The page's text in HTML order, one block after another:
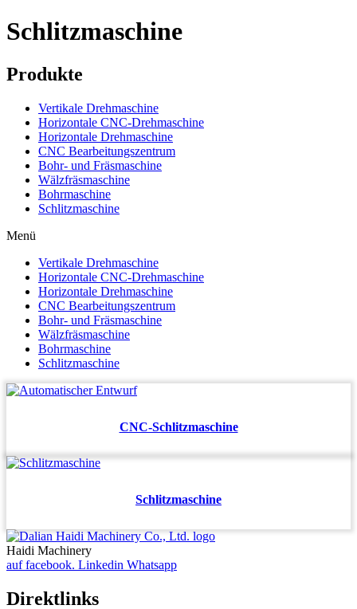
Schlitzmaschine
Produkte
Vertikale Drehmaschine
Horizontale CNC-Drehmaschine
Horizontale Drehmaschine
CNC Bearbeitungszentrum
Bohr- und Fräsmaschine
Wälzfräsmaschine
Bohrmaschine
Schlitzmaschine
Menü
Vertikale Drehmaschine
Horizontale CNC-Drehmaschine
Horizontale Drehmaschine
CNC Bearbeitungszentrum
Bohr- und Fräsmaschine
Wälzfräsmaschine
Bohrmaschine
Schlitzmaschine
CNC-Schlitzmaschine
Schlitzmaschine
Haidi Machinery
auf facebook. Linkedin Whatsapp
Direktlinks